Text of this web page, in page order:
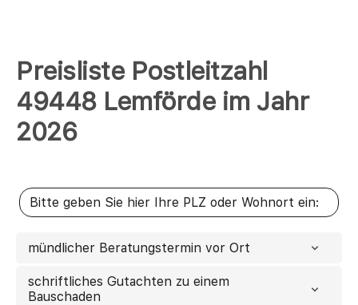
Preisliste Postleitzahl
49448 Lemförde im Jahr
2026
mündlicher Beratungstermin vor Ort
schriftliches Gutachten zu einem
Bauschaden